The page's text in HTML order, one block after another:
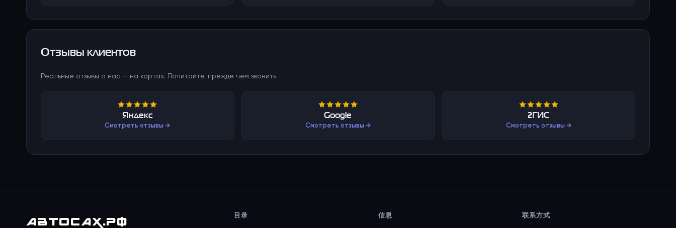
Отзывы клиентов
Реальные отзывы о нас — на картах. Почитайте, прежде чем звонить.
Яндекс
Смотреть отзывы →
Google
Смотреть отзывы →
2ГИС
Смотреть отзывы →
АВТОСАХ.РФ 目录 信息 联系方式